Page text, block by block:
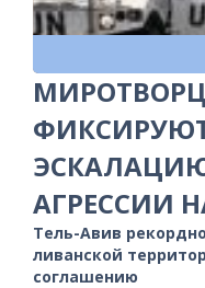
АГРЕССИИ
Тель-Авив
ливанской
соглашению